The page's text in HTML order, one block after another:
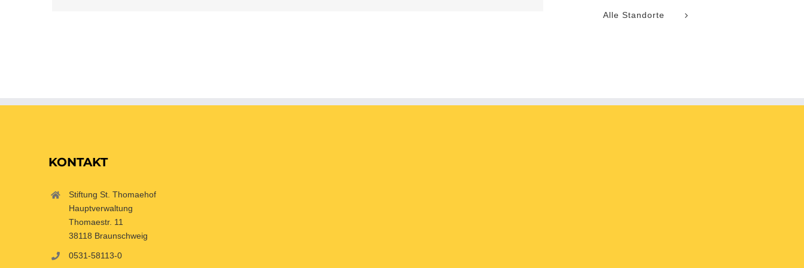
Alle Standorte
KONTAKT
Stiftung St. Thomaehof
Hauptverwaltung
Thomaestr. 11
38118 Braunschweig
0531-58113-0